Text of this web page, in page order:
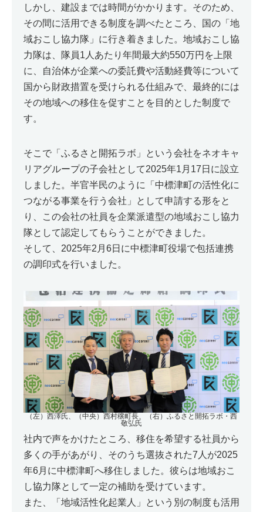
しかし、建設までは時間がかかります。そのため、
その間に活用できる制度を調べたところ、国の「地
域おこし協力隊」に行き着きました。地域おこし協
力隊は、隊員1人あたり年間最大約550万円を上限
に、自治体が企業への委託費や活動経費等について
国から財政措置を受けられる仕組みで、最終的には
その地域への移住を促すことを目的とした制度で
す。
そこで「ふるさと開拓ラボ」という会社をネオキャ
リアグループの子会社として2025年1月17日に設立
しました。半官半民のように「中標津町の活性化に
つながる事業を行う会社」として申請する形をと
り、この会社の社員を企業派遣型の地域おこし協力
隊として認定してもらうことができました。
そして、2025年2月6日に中標津町役場で包括連携
の調印式を行いました。
（左）西澤氏、（中央）西村穣町長、（右）ふるさと開拓ラボ・西
敬弘氏
社内で声をかけたところ、移住を希望する社員から
多くの手があがり、そのうち選抜された7人が2025
年6月に中標津町へ移住しました。彼らは地域おこ
し協力隊として一定の補助を受けています。
また、「地域活性化起業人」という別の制度も活用